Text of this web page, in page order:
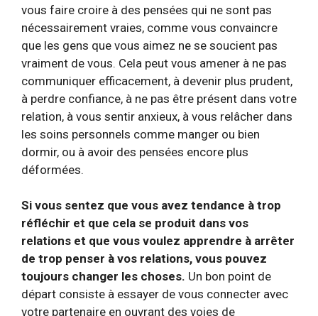
vous faire croire à des pensées qui ne sont pas
nécessairement vraies, comme vous convaincre
que les gens que vous aimez ne se soucient pas
vraiment de vous. Cela peut vous amener à ne pas
communiquer efficacement, à devenir plus prudent,
à perdre confiance, à ne pas être présent dans votre
relation, à vous sentir anxieux, à vous relâcher dans
les soins personnels comme manger ou bien
dormir, ou à avoir des pensées encore plus
déformées.
Si vous sentez que vous avez tendance à trop
réfléchir et que cela se produit dans vos
relations et que vous voulez apprendre à arrêter
de trop penser à vos relations, vous pouvez
toujours changer les choses. Un bon point de
départ consiste à essayer de vous connecter avec
votre partenaire en ouvrant des voies de